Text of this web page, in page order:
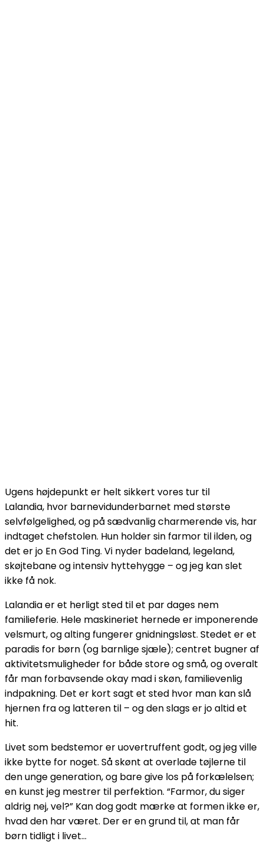
Ugens højdepunkt er helt sikkert vores tur til
Lalandia, hvor barnevidunderbarnet med største
selvfølgelighed, og på sædvanlig charmerende vis, har
indtaget chefstolen. Hun holder sin farmor til ilden, og
det er jo En God Ting. Vi nyder badeland, legeland,
skøjtebane og intensiv hyttehygge – og jeg kan slet
ikke få nok.
Lalandia er et herligt sted til et par dages nem
familieferie. Hele maskineriet hernede er imponerende
velsmurt, og alting fungerer gnidningsløst. Stedet er et
paradis for børn (og barnlige sjæle); centret bugner af
aktivitetsmuligheder for både store og små, og overalt
får man forbavsende okay mad i skøn, familievenlig
indpakning. Det er kort sagt et sted hvor man kan slå
hjernen fra og latteren til – og den slags er jo altid et
hit.
Livet som bedstemor er uovertruffent godt, og jeg ville
ikke bytte for noget. Så skønt at overlade tøjlerne til
den unge generation, og bare give los på forkælelsen;
en kunst jeg mestrer til perfektion. “Farmor, du siger
aldrig nej, vel?” Kan dog godt mærke at formen ikke er,
hvad den har været. Der er en grund til, at man får
børn tidligt i livet…